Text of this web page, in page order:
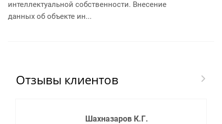
подаче заявки н...
Отзывы клиентов
Шахназаров К.Г.